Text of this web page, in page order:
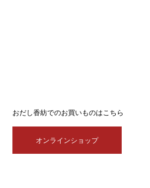
おだし香紡でのお買いものはこちら
オンラインショップ